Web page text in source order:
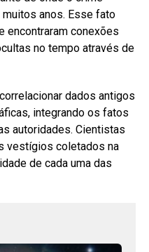
anos. Esse fato
encontraram conexões
no tempo através de
dados antigos
integrando os fatos
autoridades. Cientistas
vestígios coletados na
de cada uma das